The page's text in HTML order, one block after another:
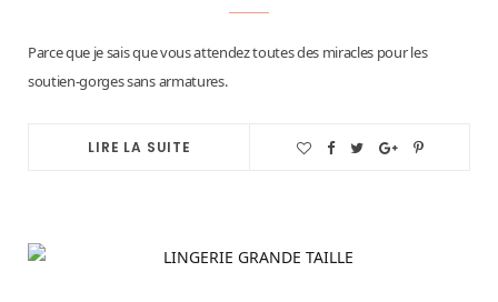
Parce que je sais que vous attendez toutes des miracles pour les
soutien-gorges sans armatures.
LIRE LA SUITE